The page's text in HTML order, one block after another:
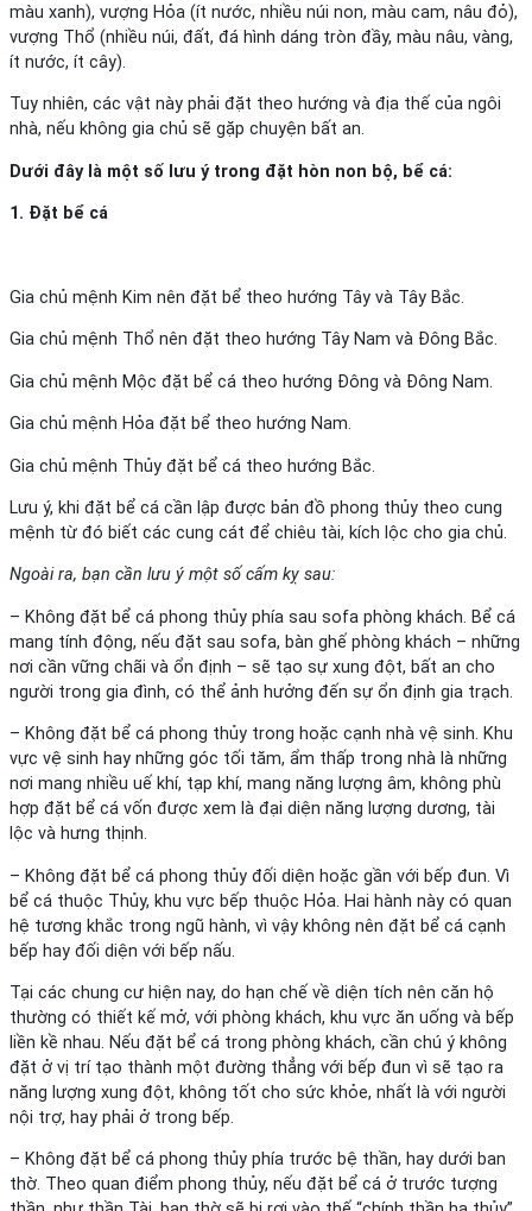
màu xanh), vượng Hỏa (ít nước, nhiều núi non, màu cam, nâu đỏ),
vượng Thổ (nhiều núi, đất, đá hình dáng tròn đầy, màu nâu, vàng,
ít nước, ít cây).
Tuy nhiên, các vật này phải đặt theo hướng và địa thế của ngôi
nhà, nếu không gia chủ sẽ gặp chuyện bất an.
Dưới đây là một số lưu ý trong đặt hòn non bộ, bể cá:
1. Đặt bể cá
Gia chủ mệnh Kim nên đặt bể theo hướng Tây và Tây Bắc.
Gia chủ mệnh Thổ nên đặt theo hướng Tây Nam và Đông Bắc.
Gia chủ mệnh Mộc đặt bể cá theo hướng Đông và Đông Nam.
Gia chủ mệnh Hỏa đặt bể theo hướng Nam.
Gia chủ mệnh Thủy đặt bể cá theo hướng Bắc.
Lưu ý, khi đặt bể cá cần lập được bản đồ phong thủy theo cung
mệnh từ đó biết các cung cát để chiêu tài, kích lộc cho gia chủ.
Ngoài ra, bạn cần lưu ý một số cấm kỵ sau:
– Không đặt bể cá phong thủy phía sau sofa phòng khách. Bể cá
mang tính động, nếu đặt sau sofa, bàn ghế phòng khách – những
nơi cần vững chãi và ổn định – sẽ tạo sự xung đột, bất an cho
người trong gia đình, có thể ảnh hưởng đến sự ổn định gia trạch.
– Không đặt bể cá phong thủy trong hoặc cạnh nhà vệ sinh. Khu
vực vệ sinh hay những góc tối tăm, ẩm thấp trong nhà là những
nơi mang nhiều uế khí, tạp khí, mang năng lượng âm, không phù
hợp đặt bể cá vốn được xem là đại diện năng lượng dương, tài
lộc và hưng thịnh.
– Không đặt bể cá phong thủy đối diện hoặc gần với bếp đun. Vì
bể cá thuộc Thủy, khu vực bếp thuộc Hỏa. Hai hành này có quan
hệ tương khắc trong ngũ hành, vì vậy không nên đặt bể cá cạnh
bếp hay đối diện với bếp nấu.
Tại các chung cư hiện nay, do hạn chế về diện tích nên căn hộ
thường có thiết kế mở, với phòng khách, khu vực ăn uống và bếp
liền kề nhau. Nếu đặt bể cá trong phòng khách, cần chú ý không
đặt ở vị trí tạo thành một đường thẳng với bếp đun vì sẽ tạo ra
năng lượng xung đột, không tốt cho sức khỏe, nhất là với người
nội trợ, hay phải ở trong bếp.
– Không đặt bể cá phong thủy phía trước bệ thần, hay dưới ban
thờ. Theo quan điểm phong thủy, nếu đặt bể cá ở trước tượng